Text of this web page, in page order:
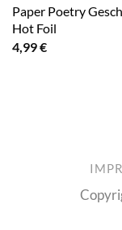
Paper Poetry
Hot Foil
4,99€